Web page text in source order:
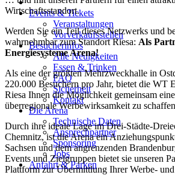
Events & Tickets
Veranstaltungen
Vorverkaufsstellen
Besucherinfos
Alle Neuigkeiten
Essen & Trinken
FAQ
Sicherheit
Kontakt
Die Arena
Technische Daten
Ansprechpartner
Sponsoring
Jobs
Anfahrt & Parken
Wirtschaftsstandort.
Werden Sie ein Teil dieses Netzwerks und
wahrnehmbar zum Standort Riesa: Als
Energiesysteme Arena!
Als eine der größten Mehrzweckhalle in
220.000 Besuchern pro Jahr, bietet die WT
Riesa Ihnen die Möglichkeit gemeinsam
überregionale Werbewirksamkeit zu
Durch ihre ideale Lage im Drei-Städte-
Chemnitz, ist die Arena ein
Sachsen und dem angrenzenden
Events und Zielgruppen bietet sie unseren
Plattform zur Übermittlung Ihrer Werbe-